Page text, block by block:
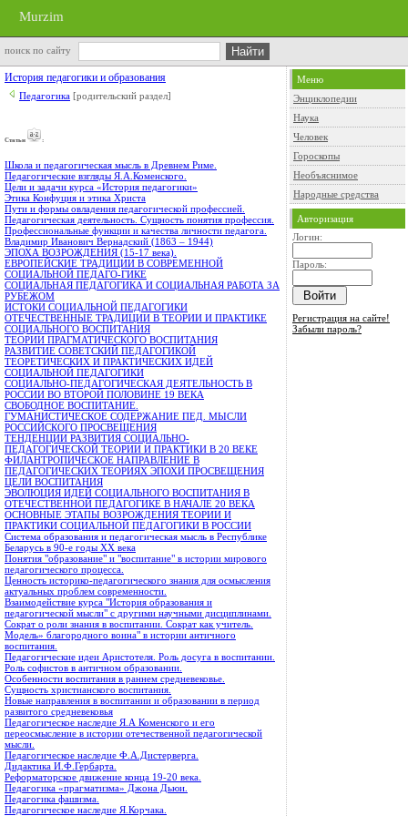
Murzim
поиск по сайту
История педагогики и образования
Педагогика [родительский раздел]
Cтатьи :
Школа и педагогическая мысль в Древнем Риме.
Педагогические взгляды Я.А.Коменского.
Цели и задачи курса «История педагогики»
Этика Конфуция и этика Христа
Пути и формы овладения педагогической профессией.
Педагогическая деятельность. Сущность понятия профессия.
Профессиональные функции и качества личности педагога.
Владимир Иванович Вернадский (1863 – 1944)
ЭПОХА ВОЗРОЖДЕНИЯ (15-17 века).
ЕВРОПЕЙСКИЕ ТРАДИЦИИ В СОВРЕМЕННОЙ
СОЦИАЛЬНОЙ ПЕДАГО-ГИКЕ
СОЦИАЛЬНАЯ ПЕДАГОГИКА И СОЦИАЛЬНАЯ РАБОТА ЗА
РУБЕЖОМ
ИСТОКИ СОЦИАЛЬНОЙ ПЕДАГОГИКИ
ОТЕЧЕСТВЕННЫЕ ТРАДИЦИИ В ТЕОРИИ И ПРАКТИКЕ
СОЦИАЛЬНОГО ВОСПИТАНИЯ
ТЕОРИИ ПРАГМАТИЧЕСКОГО ВОСПИТАНИЯ
РАЗВИТИЕ СОВЕТСКИЙ ПЕДАГОГИКОЙ
ТЕОРЕТИЧЕСКИХ И ПРАКТИЧЕСКИХ ИДЕЙ
СОЦИАЛЬНОЙ ПЕДАГОГИКИ
СОЦИАЛЬНО-ПЕДАГОГИЧЕСКАЯ ДЕЯТЕЛЬНОСТЬ В
РОССИИ ВО ВТОРОЙ ПОЛОВИНЕ 19 ВЕКА
СВОБОДНОЕ ВОСПИТАНИЕ.
ГУМАНИСТИЧЕСКОЕ СОДЕРЖАНИЕ ПЕД. МЫСЛИ
РОССИЙСКОГО ПРОСВЕЩЕНИЯ
ТЕНДЕНЦИИ РАЗВИТИЯ СОЦИАЛЬНО-
ПЕДАГОГИЧЕСКОЙ ТЕОРИИ И ПРАКТИКИ В 20 ВЕКЕ
ФИЛАНТРОПИЧЕСКОЕ НАПРАВЛЕНИЕ В
ПЕДАГОГИЧЕСКИХ ТЕОРИЯХ ЭПОХИ ПРОСВЕЩЕНИЯ
ЦЕЛИ ВОСПИТАНИЯ
ЭВОЛЮЦИЯ ИДЕЙ СОЦИАЛЬНОГО ВОСПИТАНИЯ В
ОТЕЧЕСТВЕННОЙ ПЕДАГОГИКЕ В НАЧАЛЕ 20 ВЕКА
ОСНОВНЫЕ ЭТАПЫ ВОЗРОЖДЕНИЯ ТЕОРИИ И
ПРАКТИКИ СОЦИАЛЬНОЙ ПЕДАГОГИКИ В РОССИИ
Система образования и педагогическая мысль в Республике
Беларусь в 90-е годы XX века
Понятия "образование" и "воспитание" в истории мирового
педагогического процесса.
Ценность историко-педагогического знания для осмысления
актуальных проблем современности.
Взаимодействие курса "История образования и
педагогической мысли" с другими научными дисциплинами.
Сократ о роли знания в воспитании. Сократ как учитель.
Модель» благородного воина" в истории античного
воспитания.
Педагогические идеи Аристотеля. Роль досуга в воспитании.
Роль софистов в античном образовании.
Особенности воспитания в раннем средневековье.
Сущность христианского воспитания.
Новые направления в воспитании и образовании в период
развитого средневековья
Педагогическое наследие Я.А Коменского и его
переосмысление в истории отечественной педагогической
мысли.
Педагогическое наследие Ф.А.Дистерверга.
Дидактика И.Ф.Гербарта.
Реформаторское движение конца 19-20 века.
Педагогика «прагматизма» Джона Дьюи.
Педагогика фашизма.
Педагогическое наследие Я.Корчака.
Меню
Энциклопедии
Наука
Человек
Гороскопы
Необъяснимое
Народные средства
Авторизация
Логин:
Пароль:
Регистрация на сайте!
Забыли пароль?